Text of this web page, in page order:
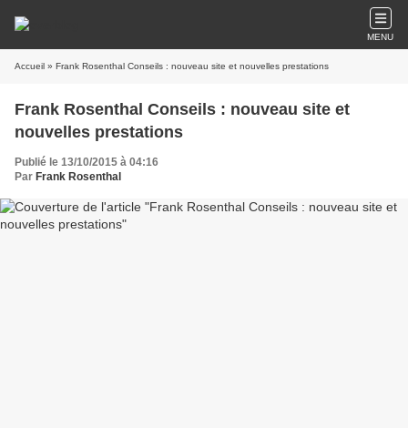
MENU
Accueil » Frank Rosenthal Conseils : nouveau site et nouvelles prestations
Frank Rosenthal Conseils : nouveau site et
nouvelles prestations
Publié le 13/10/2015 à 04:16
Par Frank Rosenthal